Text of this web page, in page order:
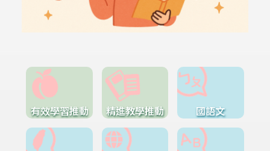
有效學習推動 精進教學推動 國語文